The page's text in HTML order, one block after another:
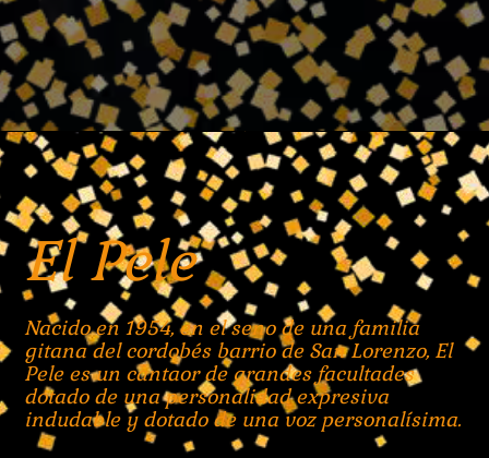
El Pele
Nacido en 1954, en el seno de una familia
gitana del cordobés barrio de San Lorenzo, El
Pele es un cantaor de grandes facultades
dotado de una personalidad expresiva
indudable y dotado de una voz personalísima.